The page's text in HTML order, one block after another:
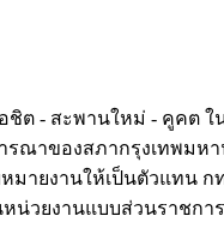
ชิต - สะพานใหม่ - คูคต ใ
รณาของสภากรุงเทพมห
มายงานให้เป็นตัวแทน
น่วยงานแบบส่วนราชกา